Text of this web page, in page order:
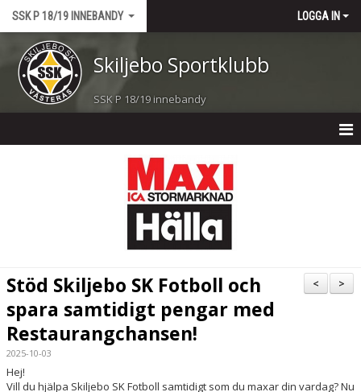
SSK P 18/19 INNEBANDY LOGGA IN
Skiljebo Sportklubb
SSK P 18/19 innebandy
BILDGALLERI
DOKUMENT
>
<
Stöd Skiljebo SK Fotboll och
spara samtidigt pengar med
Restaurangchansen!
2025-10-03
Hej!
Vill du hjälpa Skiljebo SK Fotboll samtidigt som du maxar din vardag? Nu